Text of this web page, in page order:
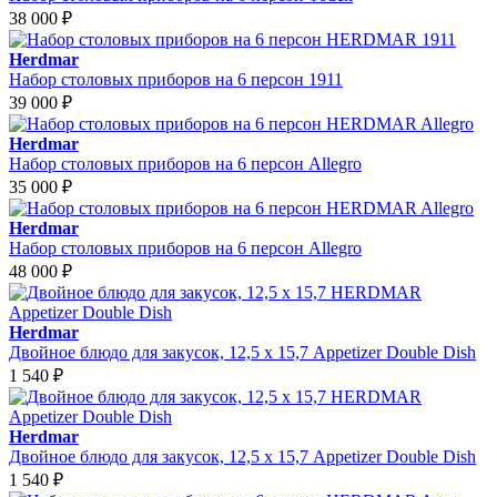
38 000 ₽
Herdmar
Набор столовых приборов на 6 персон 1911
39 000 ₽
Herdmar
Набор столовых приборов на 6 персон Allegro
35 000 ₽
Herdmar
Набор столовых приборов на 6 персон Allegro
48 000 ₽
Herdmar
Двойное блюдо для закусок, 12,5 х 15,7 Appetizer Double Dish
1 540 ₽
Herdmar
Двойное блюдо для закусок, 12,5 х 15,7 Appetizer Double Dish
1 540 ₽